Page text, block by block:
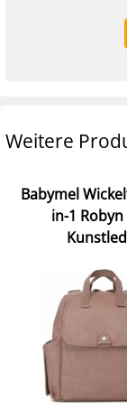
Weitere
Babymel
in-1